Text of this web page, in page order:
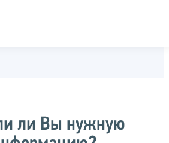
ли Вы нужную